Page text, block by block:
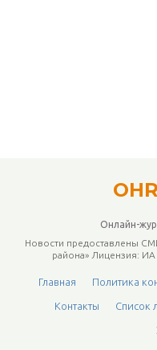
Онлайн-
Новости предоставлены
района» Лицензия:
Главная Политика
Контакты Список